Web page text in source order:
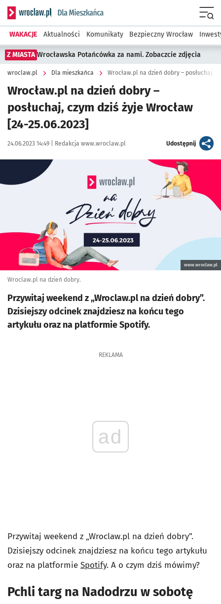
Serwis informacyjny wroclaw.pl podserwis: Dla mieszkańca
WAKACJE Aktualności Komunikaty Bezpieczny Wrocław
Z MIASTA Wrocławska Potańcówka za nami. Zobaczcie zdjęcia
wroclaw.pl Dla mieszkańca Wrocław.pl na dzień dobry – posłuchaj,
Wrocław.pl na dzień dobry –
posłuchaj, czym dziś żyje Wrocław
[24-25.06.2023]
Data publikacji:
24.06.2023 14:49 | Autor:
Redakcja www.wroclaw.pl Udostępnijartykuł
Kliknij, aby powiększyć
www.wroclaw.pl
Wroclaw.pl na dzień dobry.
Przywitaj weekend z „Wroclaw.pl na dzień dobry”.
Dzisiejszy odcinek znajdziesz na końcu tego
artykułu oraz na platformie Spotify.
REKLAMA
ad
Przywitaj weekend z „Wroclaw.pl na dzień dobry”.
Dzisiejszy odcinek znajdziesz na końcu tego artykułu
oraz na platformie Spotify. A o czym dziś mówimy?
Pchli targ na Nadodrzu w sobotę